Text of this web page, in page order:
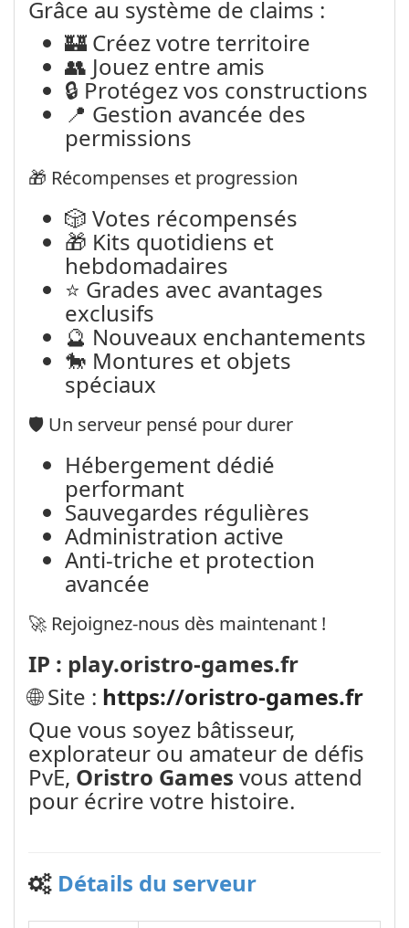
Grâce au système de claims :
🏰 Créez votre territoire
👥 Jouez entre amis
🔒 Protégez vos constructions
📍 Gestion avancée des
permissions
🎁 Récompenses et progression
🎲 Votes récompensés
🎁 Kits quotidiens et
hebdomadaires
⭐ Grades avec avantages
exclusifs
🔮 Nouveaux enchantements
🐎 Montures et objets
spéciaux
🛡️ Un serveur pensé pour durer
Hébergement dédié
performant
Sauvegardes régulières
Administration active
Anti-triche et protection
avancée
🚀 Rejoignez-nous dès maintenant !
IP : play.oristro-games.fr
🌐 Site : https://oristro-games.fr
Que vous soyez bâtisseur,
explorateur ou amateur de défis
PvE, Oristro Games vous attend
pour écrire votre histoire.
Détails du serveur